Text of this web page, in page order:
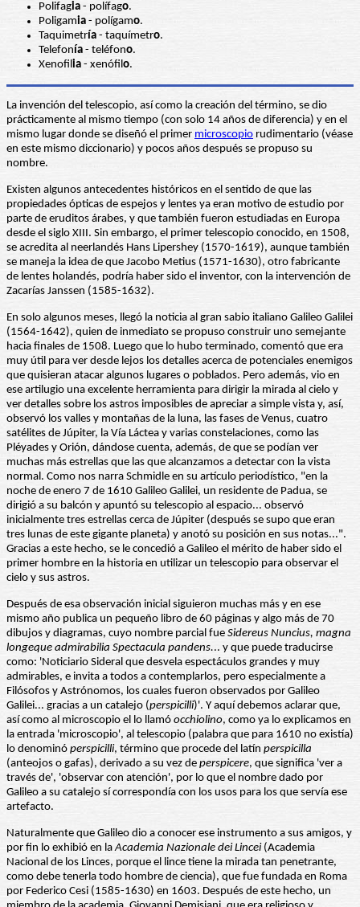
Polifagia - polífago.
Poligamia - polígamo.
Taquimetría - taquímetro.
Telefonía - teléfono.
Xenofilia - xenófilo.
La invención del telescopio, así como la creación del término, se dio
prácticamente al mismo tiempo (con solo 14 años de diferencia) y en el
mismo lugar donde se diseñó el primer microscopio rudimentario (véase
en este mismo diccionario) y pocos años después se propuso su
nombre.
Existen algunos antecedentes históricos en el sentido de que las
propiedades ópticas de espejos y lentes ya eran motivo de estudio por
parte de eruditos árabes, y que también fueron estudiadas en Europa
desde el siglo XIII. Sin embargo, el primer telescopio conocido, en 1508,
se acredita al neerlandés Hans Lipershey (1570-1619), aunque también
se maneja la idea de que Jacobo Metius (1571-1630), otro fabricante
de lentes holandés, podría haber sido el inventor, con la intervención de
Zacarías Janssen (1585-1632).
En solo algunos meses, llegó la noticia al gran sabio italiano Galileo Galilei
(1564-1642), quien de inmediato se propuso construir uno semejante
hacia finales de 1508. Luego que lo hubo terminado, comentó que era
muy útil para ver desde lejos los detalles acerca de potenciales enemigos
que quisieran atacar algunos lugares o poblados. Pero además, vio en
ese artilugio una excelente herramienta para dirigir la mirada al cielo y
ver detalles sobre los astros imposibles de apreciar a simple vista y, así,
observó los valles y montañas de la luna, las fases de Venus, cuatro
satélites de Júpiter, la Vía Láctea y varias constelaciones, como las
Pléyades y Orión, dándose cuenta, además, de que se podían ver
muchas más estrellas que las que alcanzamos a detectar con la vista
normal. Como nos narra Schmidle en su artículo periodístico, "en la
noche de enero 7 de 1610 Galileo Galilei, un residente de Padua, se
dirigió a su balcón y apuntó su telescopio al espacio... observó
inicialmente tres estrellas cerca de Júpiter (después se supo que eran
tres lunas de este gigante planeta) y anotó su posición en sus notas...".
Gracias a este hecho, se le concedió a Galileo el mérito de haber sido el
primer hombre en la historia en utilizar un telescopio para observar el
cielo y sus astros.
Después de esa observación inicial siguieron muchas más y en ese
mismo año publica un pequeño libro de 60 páginas y algo más de 70
dibujos y diagramas, cuyo nombre parcial fue Sidereus Nuncius, magna
longeque admirabilia Spectacula pandens... y que puede traducirse
como: 'Noticiario Sideral que desvela espectáculos grandes y muy
admirables, e invita a todos a contemplarlos, pero especialmente a
Filósofos y Astrónomos, los cuales fueron observados por Galileo
Galilei... gracias a un catalejo (perspicilli)'. Y aquí debemos aclarar que,
así como al microscopio el lo llamó occhiolino, como ya lo explicamos en
la entrada 'microscopio', al telescopio (palabra que para 1610 no existía)
lo denominó perspicilli, término que procede del latín perspicilla
(anteojos o gafas), derivado a su vez de perspicere, que significa 'ver a
través de', 'observar con atención', por lo que el nombre dado por
Galileo a su catalejo sí correspondía con los usos para los que servía ese
artefacto.
Naturalmente que Galileo dio a conocer ese instrumento a sus amigos, y
por fin lo exhibió en laAcademia Nazionale dei Lincei (Academia
Nacional de los Linces, porque el lince tiene la mirada tan penetrante,
como debe tenerla todo hombre de ciencia), que fue fundada en Roma
por Federico Cesi (1585-1630) en 1603. Después de este hecho, un